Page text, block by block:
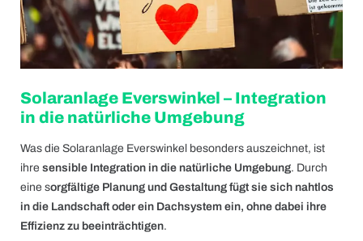
Solaranlage Everswinkel – Integration
in die natürliche Umgebung
Was die Solaranlage Everswinkel besonders auszeichnet, ist
ihre sensible Integration in die natürliche Umgebung. Durch
eine sorgfältige Planung und Gestaltung fügt sie sich nahtlos
in die Landschaft oder ein Dachsystem ein, ohne dabei ihre
Effizienz zu beeinträchtigen.